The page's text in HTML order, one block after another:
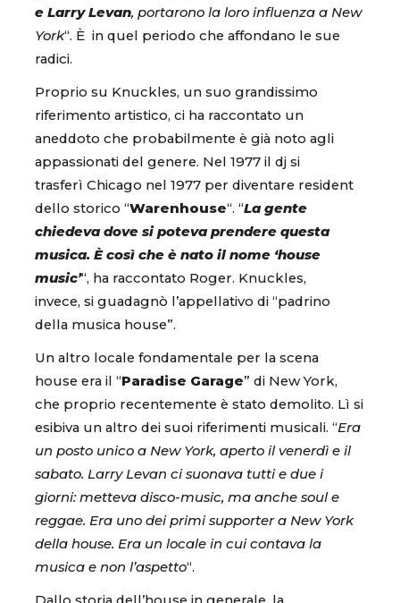
e Larry Levan, portarono la loro influenza a New
York“. È in quel periodo che affondano le sue
radici.
Proprio su Knuckles, un suo grandissimo
riferimento artistico, ci ha raccontato un
aneddoto che probabilmente è già noto agli
appassionati del genere. Nel 1977 il dj si
trasferì Chicago nel 1977 per diventare resident
dello storico “Warenhouse“. “La gente
chiedeva dove si poteva prendere questa
musica. È così che è nato il nome ‘house
music’“, ha raccontato Roger. Knuckles,
invece, si guadagnò l’appellativo di “padrino
della musica house”.
Un altro locale fondamentale per la scena
house era il “Paradise Garage” di New York,
che proprio recentemente è stato demolito. Lì si
esibiva un altro dei suoi riferimenti musicali. “Era
un posto unico a New York, aperto il venerdì e il
sabato. Larry Levan ci suonava tutti e due i
giorni: metteva disco-music, ma anche soul e
reggae. Era uno dei primi supporter a New York
della house. Era un locale in cui contava la
musica e non l’aspetto“.